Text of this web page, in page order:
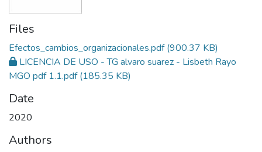
Files
Efectos_cambios_organizacionales.pdf(900.37 KB)
LICENCIA DE USO - TG alvaro suarez - Lisbeth Rayo
MGO pdf 1.1.pdf(185.35 KB)
Date
2020
Authors